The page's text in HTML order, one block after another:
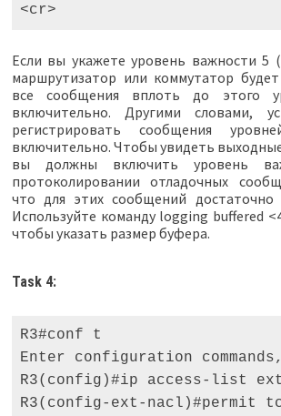
<cr>
Если вы укажете уровень важности 5
маршрутизатор или коммутатор
все сообщения вплоть до этого
включительно. Другими словами,
регистрировать сообщения
включительно. Чтобы увидеть
вы должны включить уровень
протоколировании отладочных
что для этих сообщений
Используйте команду logging buffered
чтобы указать размер буфера.
Task 4:
R3#conf t
Enter configuration
R3(config)#ip access-list
R3(config-ext-nacl)#permit